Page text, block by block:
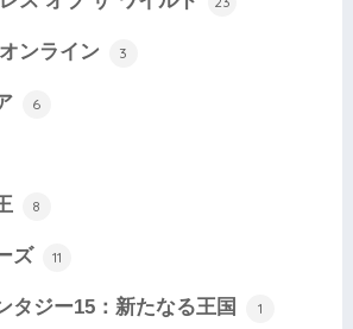
ンライン 3
6
8
ズ 11
タジー15：新たなる王国 1